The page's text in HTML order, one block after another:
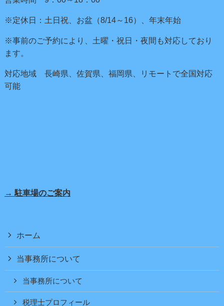
※定休日：土日祝、お盆（8/14～16）、年末年始
※事前のご予約により、土曜・祝日・夜間も対応しており
ます。
対応地域 長崎県、佐賀県、福岡県、リモートで全国対応
可能
→ 駐車場のご案内
ホーム
当事務所について
当事務所について
税理士プロフィール